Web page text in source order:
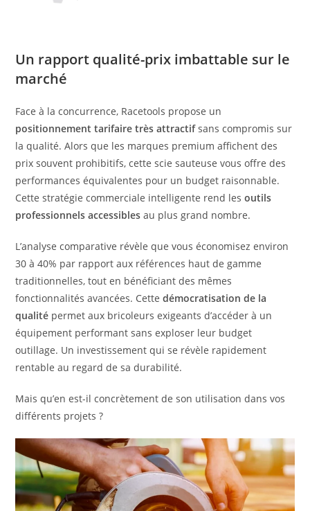
Un rapport qualité-prix imbattable sur le
marché
Face à la concurrence, Racetools propose un
positionnement tarifaire très attractifsans compromis sur
la qualité. Alors que les marques premium affichent des
prix souvent prohibitifs, cette scie sauteuse vous offre des
performances équivalentes pour un budget raisonnable.
Cette stratégie commerciale intelligente rend lesoutils
professionnels accessibles au plus grand nombre.
L’analyse comparative révèle que vous économisez environ
30 à 40% par rapport aux références haut de gamme
traditionnelles, tout en bénéficiant des mêmes
fonctionnalités avancées. Cettedémocratisation de la
qualité permet aux bricoleurs exigeants d’accéder à un
équipement performant sans exploser leur budget
outillage. Un investissement qui se révèle rapidement
rentable au regard de sa durabilité.
Mais qu’en est-il concrètement de son utilisation dans vos
différents projets ?